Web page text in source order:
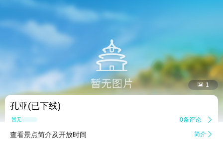
 1
孔亚(已下线)
暂无点评 0条评论 
查看景点简介及开放时间 简介 